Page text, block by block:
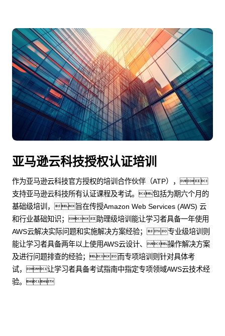
亚马逊云科技授权认证培训
作为亚马逊云科技官方授权的培训合作伙伴（ATP），
支持亚马逊云科技所有认证课程及考试。包括为期六个月的
基础级培训，旨在传授Amazon Web Services (AWS) 云
和行业基础知识；助理级培训能让学习者具备一年使用
AWS云解决实际问题和实施解决方案经验；专业级培训则
能让学习者具备两年以上使用AWS云设计、操作解决方案
及进行问题排查的经验；而专项培训则针对具体考
试，让学习者具备考试指南中指定专项领域AWS云技术经
验。